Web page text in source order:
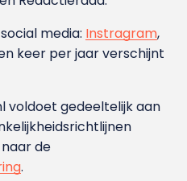
media: Instragram,
keer per jaar verschijnt
voldoet gedeeltelijk aan
naar de
.